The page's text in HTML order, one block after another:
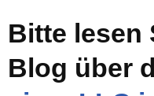
Bitte lesen
Blog über